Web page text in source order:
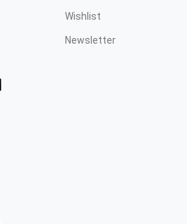
Wishlist
Newsletter